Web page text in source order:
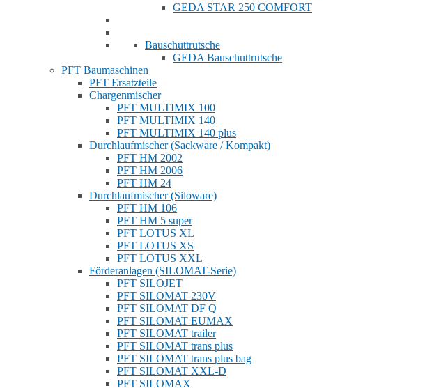
GEDA STAR 250 COMFORT
Bauschuttrutsche
GEDA Bauschuttrutsche
PFT Baumaschinen
PFT Ersatzteile
Chargenmischer
PFT MULTIMIX 100
PFT MULTIMIX 140
PFT MULTIMIX 140 plus
Durchlaufmischer (Sackware / Kompakt)
PFT HM 2002
PFT HM 2006
PFT HM 24
Durchlaufmischer (Siloware)
PFT HM 106
PFT HM 5 super
PFT LOTUS XL
PFT LOTUS XS
PFT LOTUS XXL
Förderanlagen (SILOMAT-Serie)
PFT SILOJET
PFT SILOMAT 230V
PFT SILOMAT DF Q
PFT SILOMAT EUMAX
PFT SILOMAT trailer
PFT SILOMAT trans plus
PFT SILOMAT trans plus bag
PFT SILOMAT XXL-D
PFT SILOMAX